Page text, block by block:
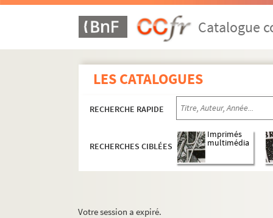
Catalogue
LES CATALOGUES
RECHERCHE RAPIDE
RECHERCHES CIBLÉES
Imprimés
multimédia
Votre session a expiré.